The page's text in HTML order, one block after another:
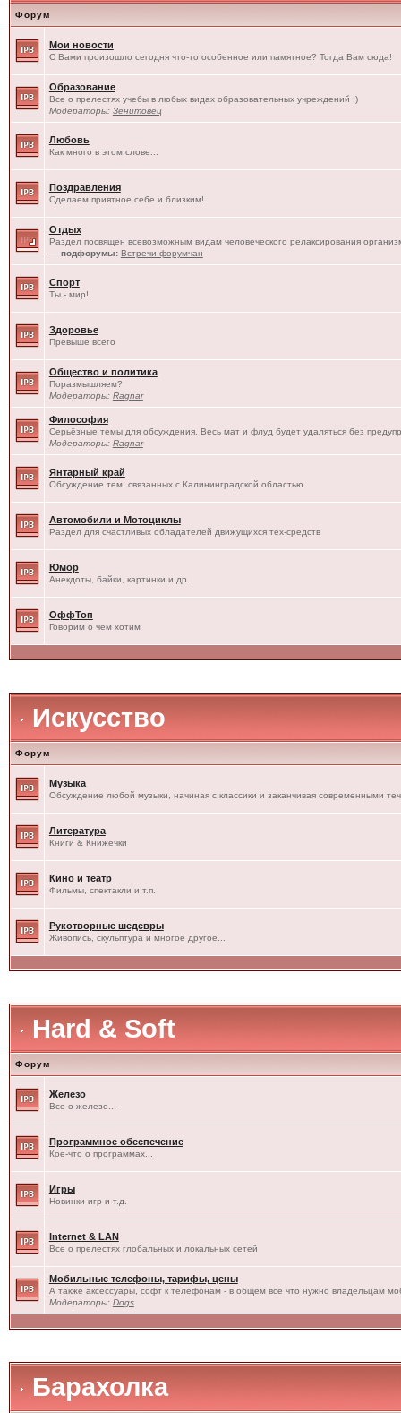
Форум
Мои новости
С Вами произошло сегодня что-то особенное или памятное? Тогда Вам сюда!
Образование
Все о прелестях учебы в любых видах образовательных учреждений :)
Модераторы: Зенитовец
Любовь
Как много в этом слове...
Поздравления
Сделаем приятное себе и близким!
Отдых
Раздел посвящен всевозможным видам человеческого релаксирования
— подфорумы: Встречи форумчан
Спорт
Ты - мир!
Здоровье
Превыше всего
Общество и политика
Поразмышляем?
Модераторы: Ragnar
Философия
Серьёзные темы для обсуждения. Весь мат и флуд будет удаляться без
Модераторы: Ragnar
Янтарный край
Обсуждение тем, связанных с Калининградской областью
Автомобили и Мотоциклы
Раздел для счастливых обладателей движущихся тех-средств
Юмор
Анекдоты, байки, картинки и др.
ОффТоп
Говорим о чем хотим
Искусство
Форум
Музыка
Обсуждение любой музыки, начиная с классики и заканчивая современными
Литература
Книги & Книжечки
Кино и театр
Фильмы, спектакли и т.п.
Рукотворные шедевры
Живопись, скульптура и многое другое...
Hard & Soft
Форум
Железо
Все о железе...
Программное обеспечение
Кое-что о программах...
Игры
Новинки игр и т.д.
Internet & LAN
Все о прелестях глобальных и локальных сетей
Мобильные телефоны, тарифы, цены
А также аксессуары, софт к телефонам - в общем все что нужно владельцам
Модераторы: Dogs
Барахолка